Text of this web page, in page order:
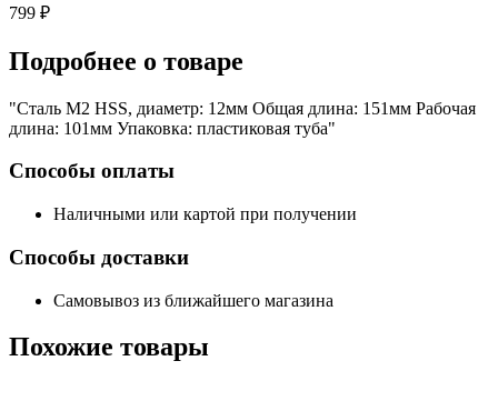
799 ₽
Подробнее о товаре
"Сталь M2 HSS, диаметр: 12мм Общая длина: 151мм Рабочая
длина: 101мм Упаковка: пластиковая туба"
Способы оплаты
Наличными или картой при получении
Способы доставки
Самовывоз из ближайшего магазина
Похожие товары